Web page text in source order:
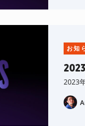
お知
2023